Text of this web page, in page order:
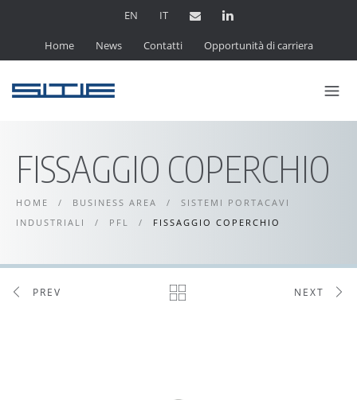
EN IT
Home News Contatti Opportunità di carriera
FISSAGGIO COPERCHIO
HOME / BUSINESS AREA /
SISTEMI PORTACAVI
INDUSTRIALI
/ PFL / FISSAGGIO COPERCHIO
PREV NEXT